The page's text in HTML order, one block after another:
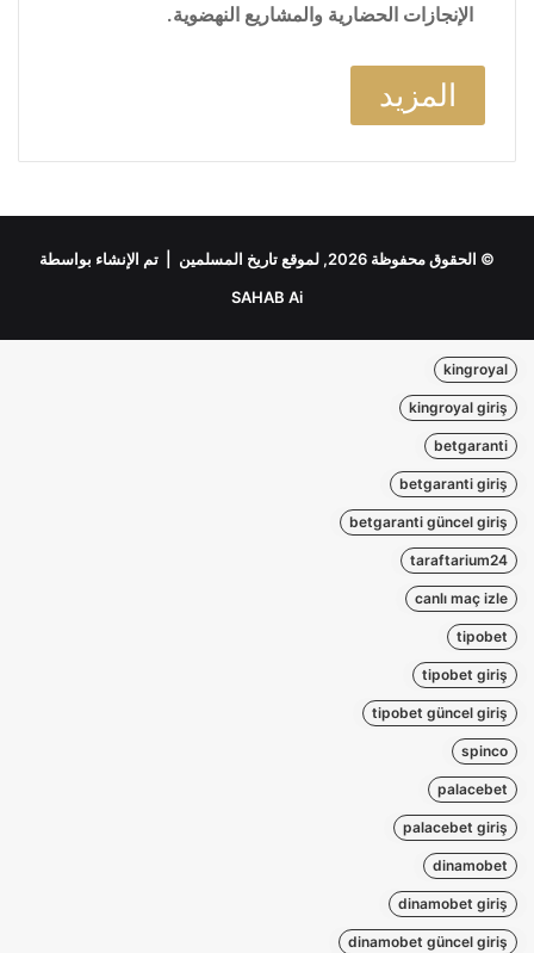
الإنجازات الحضارية والمشاريع النهضوية.
المزيد
© الحقوق محفوظة 2026, لموقع تاريخ المسلمين | تم الإنشاء بواسطة
SAHAB Ai
kingroyal
kingroyal giriş
betgaranti
betgaranti giriş
betgaranti güncel giriş
taraftarium24
canlı maç izle
tipobet
tipobet giriş
tipobet güncel giriş
spinco
palacebet
palacebet giriş
dinamobet
dinamobet giriş
dinamobet güncel giriş